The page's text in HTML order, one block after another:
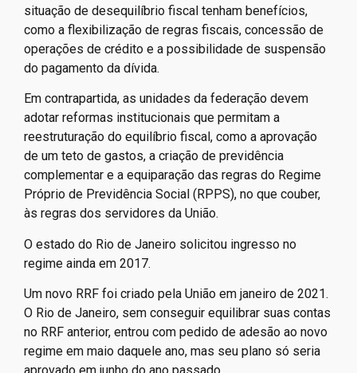
situação de desequilíbrio fiscal tenham benefícios,
como a flexibilização de regras fiscais, concessão de
operações de crédito e a possibilidade de suspensão
do pagamento da dívida.
Em contrapartida, as unidades da federação devem
adotar reformas institucionais que permitam a
reestruturação do equilíbrio fiscal, como a aprovação
de um teto de gastos, a criação de previdência
complementar e a equiparação das regras do Regime
Próprio de Previdência Social (RPPS), no que couber,
às regras dos servidores da União.
O estado do Rio de Janeiro solicitou ingresso no
regime ainda em 2017.
Um novo RRF foi criado pela União em janeiro de 2021.
O Rio de Janeiro, sem conseguir equilibrar suas contas
no RRF anterior, entrou com pedido de adesão ao novo
regime em maio daquele ano, mas seu plano só seria